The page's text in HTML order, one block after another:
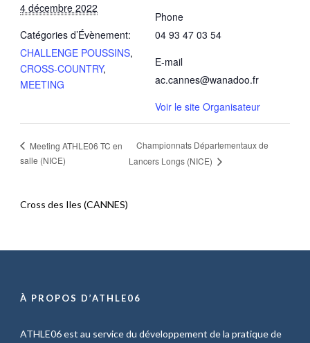
4 décembre 2022
Catégories d’Évènement:
CHALLENGE POUSSINS,
CROSS-COUNTRY,
MEETING
Phone
04 93 47 03 54
E-mail
ac.cannes@wanadoo.fr
Voir le site Organisateur
Meeting ATHLE06 TC en
salle (NICE)
Championnats Départementaux de
Lancers Longs (NICE)
Cross des Iles (CANNES)
À PROPOS D’ATHLE06
ATHLE06 est au service du développement de la pratique de